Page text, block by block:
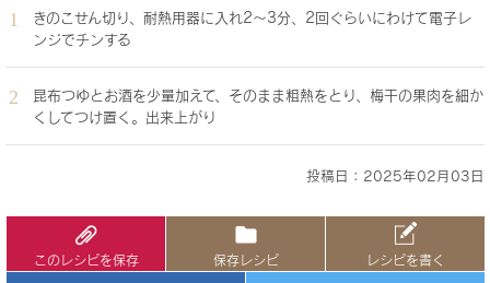
きのこせん切り、耐熱用器に入れ2～3分、2回ぐらいにわけて電子レ
ンジでチンする
昆布つゆとお酒を少量加えて、そのまま粗熱をとり、梅干の果肉を細か
くしてつけ置く。出来上がり
投稿日：2025年02月03日
このレシピを保存 保存レシピ レシピを書く